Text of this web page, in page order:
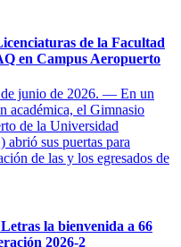
de la Facultad
en Campus Aeropuerto
de junio de 2026. — En un
académica, el Gimnasio
de la Universidad
sus puertas para
de las y los egresados de
la bienvenida a 66
2026-2